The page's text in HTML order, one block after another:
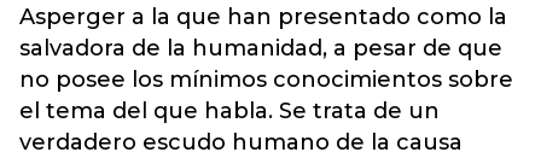
Asperger a la que han presentado como la
salvadora de la humanidad, a pesar de que
no posee los mínimos conocimientos sobre
el tema del que habla. Se trata de un
verdadero escudo humano de la causa